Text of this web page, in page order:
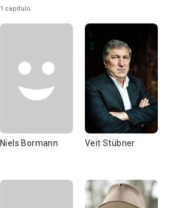
1 capítulo
Niels Bormann Veit Stübner